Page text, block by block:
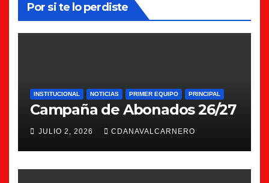
Por si te lo perdiste
INSTITUCIONAL NOTICIAS PRIMER EQUIPO PRINCIPAL
Campaña de Abonados 26/27
JULIO 2, 2026 CDANAVALCARNERO